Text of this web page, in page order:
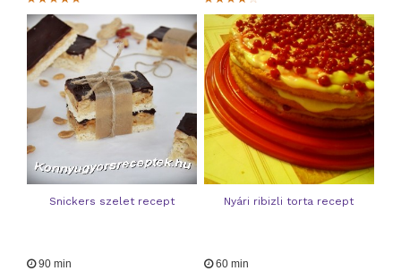
Snickers szelet recept Nyári ribizli torta recept
90 min 60 min